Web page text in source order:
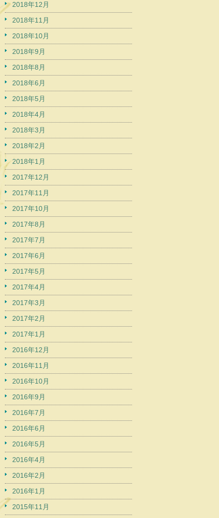
2018年12月
2018年11月
2018年10月
2018年9月
2018年8月
2018年6月
2018年5月
2018年4月
2018年3月
2018年2月
2018年1月
2017年12月
2017年11月
2017年10月
2017年8月
2017年7月
2017年6月
2017年5月
2017年4月
2017年3月
2017年2月
2017年1月
2016年12月
2016年11月
2016年10月
2016年9月
2016年7月
2016年6月
2016年5月
2016年4月
2016年2月
2016年1月
2015年11月